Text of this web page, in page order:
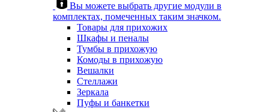
Вы можете выбрать другие модули в
комплектах, помеченных таким значком.
Товары для прихожих
Шкафы и пеналы
Тумбы в прихожую
Комоды в прихожую
Вешалки
Стеллажи
Зеркала
Пуфы и банкетки